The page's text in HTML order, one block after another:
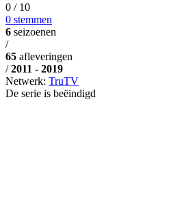
0 / 10
0 stemmen
6 seizoenen
/
65 afleveringen
/ 2011 - 2019
Netwerk: TruTV
De serie is beëindigd